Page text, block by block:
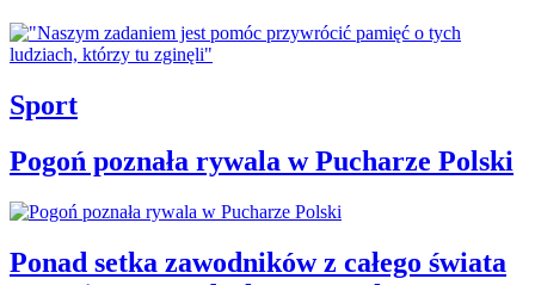
Sport
Pogoń poznała rywala w Pucharze Polski
Ponad setka zawodników z całego świata